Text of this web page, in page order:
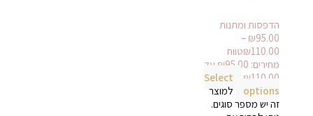
הדפסות ומתנות
₪95.00
–
₪110.00
טווח
מחירים: ⁦₪95.00⁩ עד
Select
options
למוצר
זה יש מספר סוגים.